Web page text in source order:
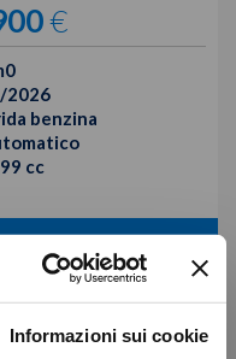
Informazioni sui cookie
€
2026
benzina
cc